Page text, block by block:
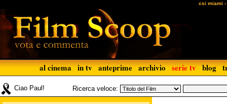
csi miami -
al cinema in tv anteprime archivio serie tv blog
Ciao Paul! Ricerca veloce: